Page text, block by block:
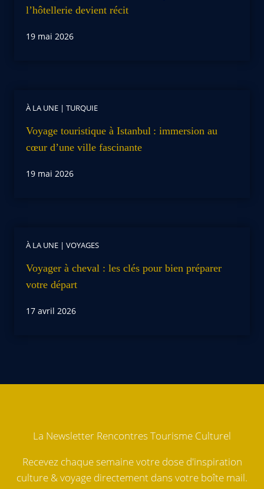
l’hôtellerie devient récit
19 mai 2026
À LA UNE | TURQUIE
Voyage touristique à Istanbul : immersion au
cœur d’une ville fascinante
19 mai 2026
À LA UNE | VOYAGES
Voyager à cheval : les clés pour bien préparer
votre départ
17 avril 2026
La Newsletter Rencontres Tourisme Culturel
Recevez chaque semaine votre dose d'inspiration
culture & voyage directement dans votre boîte mail.